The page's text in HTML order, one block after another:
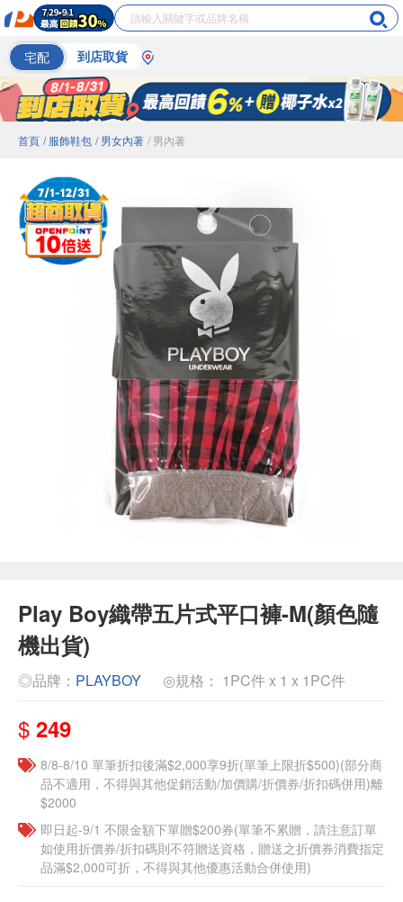
宅配 到店取貨
首頁 / 服飾鞋包 / 男女內著 / 男內著
Play Boy織帶五片式平口褲-M(顏色隨
機出貨)
◎品牌： PLAYBOY ◎規格： 1PC件 x 1 x 1PC件
$ 249
8/8-8/10 單筆折扣後滿$2,000享9折(單筆上限折$500)(部分商
品不適用，不得與其他促銷活動/加價購/折價券/折扣碼併用)離
$2000
即日起-9/1 不限金額下單贈$200券(單筆不累贈，請注意訂單
如使用折價券/折扣碼則不符贈送資格，贈送之折價券消費指定
品滿$2,000可折，不得與其他優惠活動合併使用)